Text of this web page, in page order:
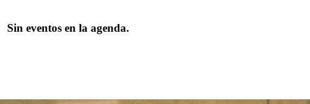
Sin eventos en la agenda.